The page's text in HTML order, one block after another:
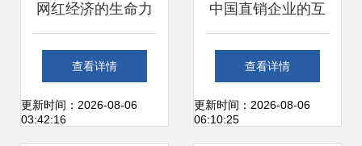
网红经济的生命力
几何？上海互联网
销售的转型与思考
查看详情
更新时间：2026-08-06
03:42:16
中国直销企业的互
联网化转型 安利、
自然阳光等积极布
查看详情
更新时间：2026-08-06
06:10:25